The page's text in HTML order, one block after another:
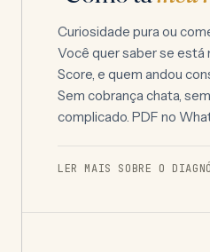
Curiosidade pura ou
Você quer saber se está
Score, e quem andou
Sem cobrança chata,
complicado. PDF no
LER MAIS SOBRE O